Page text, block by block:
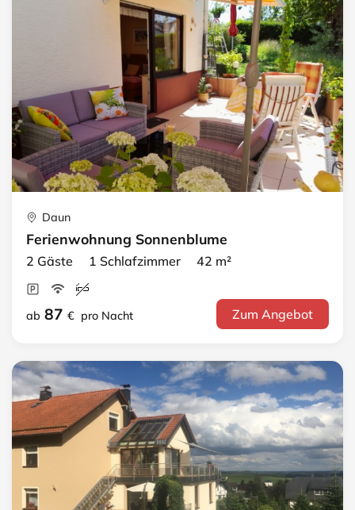
Daun
Ferienwohnung Sonnenblume
2 Gäste 1 Schlafzimmer 42 m²
ab 87 € pro Nacht Zum Angebot